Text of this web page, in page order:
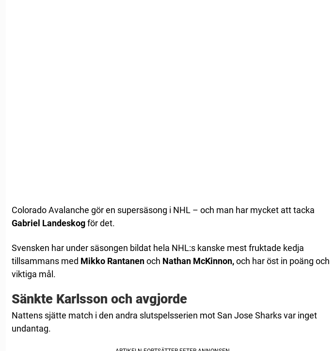
Colorado Avalanche gör en supersäsong i NHL – och man har mycket att tacka
Gabriel Landeskogför det.
Svensken har under säsongen bildat hela NHL:s kanske mest fruktade kedja
tillsammans med Mikko Rantanenoch Nathan McKinnon,och har öst in poäng och
viktiga mål.
Sänkte Karlsson och avgjorde
Nattens sjätte match i den andra slutspelsserien mot San Jose Sharks var inget
undantag.